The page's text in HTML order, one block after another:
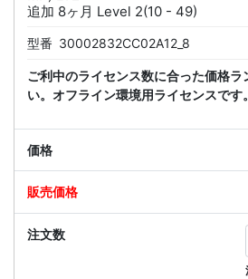
追加 8ヶ月 Level 2(10 - 49)
型番 30002832CC02A12_8
ご利中のライセンス数に合った価格ラ
い。オフライン環境用ライセンスです。